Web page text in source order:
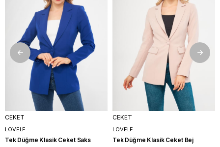
CEKET
LOVELF
Tek Düğme Klasik Ceket Saks
CEKET
LOVELF
Tek Düğme Klasik Ceket Bej